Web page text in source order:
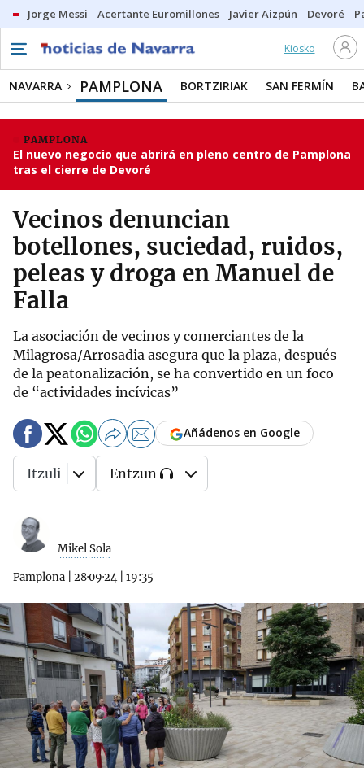
Jorge Messi Acertante Euromillones Javier Aizpún Devoré
Kiosko
NAVARRA PAMPLONA BORTZIRIAK SAN FERMÍN
PAMPLONA
El nuevo negocio que abrirá en pleno centro de Pamplona
tras el cierre de Devoré
Vecinos denuncian
botellones, suciedad, ruidos,
peleas y droga en Manuel de
Falla
La asociación de vecinos y comerciantes de la
Milagrosa/Arrosadia asegura que la plaza, después
de la peatonalización, se ha convertido en un foco
de “actividades incívicas”
Mikel Sola
Pamplona 28·09·24 19:35
Añádenos en Google
Itzuli Entzun